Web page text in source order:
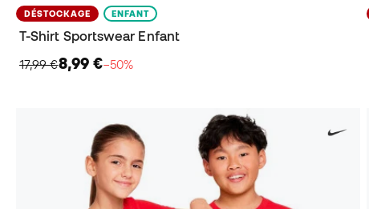
DÉSTOCKAGE ENFANT
T-Shirt Sportswear Enfant
17,99 €8,99 €−50%